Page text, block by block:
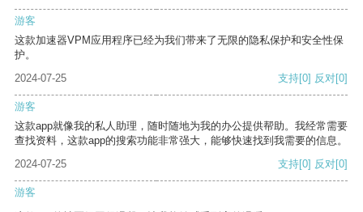
游客
这款加速器VPM应用程序已经为我们带来了无限的隐私保护和安全性保
护。
2024-07-25
支持[0] 反对[0]
游客
这款app就像我的私人助理，随时随地为我的办公提供帮助。我经常需要
查找资料，这款app的搜索功能非常强大，能够快速找到我需要的信息。
2024-07-25
支持[0] 反对[0]
游客